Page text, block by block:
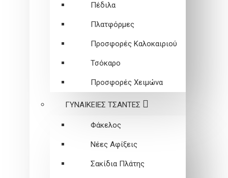
Πέδιλα
Πλατφόρμες
Προσφορές Καλοκαιριού
Τσόκαρο
Προσφορές Χειμώνα
ΓΥΝΑΙΚΕΙEΣ ΤΣΑΝΤΕΣ
Φάκελος
Νέες Αφίξεις
Σακίδια Πλάτης